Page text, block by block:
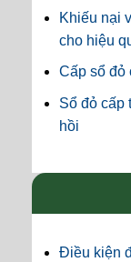
Khiếu nại
cho hiệu
Cấp sổ đỏ
Sổ đỏ cấp
hồi
Điều kiện